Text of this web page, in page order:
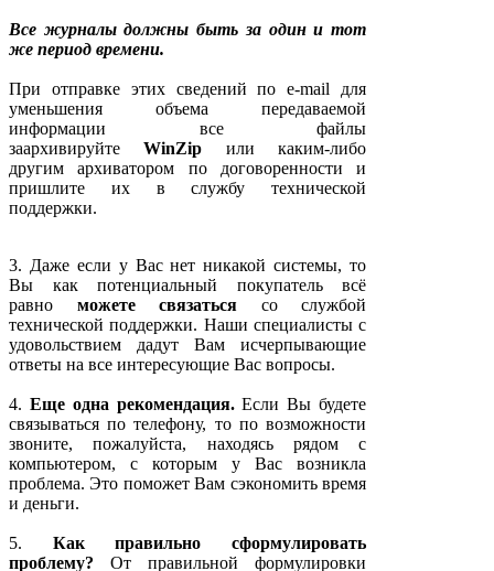
Все журналы должны быть за один и тот
же период времени.
При отправке этих сведений по e-mail для
уменьшения объема передаваемой
информации все файлы
заархивируйтеWinZip или каким-либо
другим архиватором по договоренности и
пришлите их в службу технической
поддержки.
3. Даже если у Вас нет никакой системы, то
Вы как потенциальный покупатель всё
равно можете связаться со службой
технической поддержки. Наши специалисты с
удовольствием дадут Вам исчерпывающие
ответы на все интересующие Вас вопросы.
4. Еще одна рекомендация.Если Вы будете
связываться по телефону, то по возможности
звоните, пожалуйста, находясь рядом с
компьютером, с которым у Вас возникла
проблема. Это поможет Вам сэкономить время
и деньги.
5. Как правильно сформулировать
проблему? От правильной формулировки